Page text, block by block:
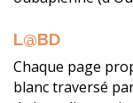
L@BD
Chaque page
blanc traversé